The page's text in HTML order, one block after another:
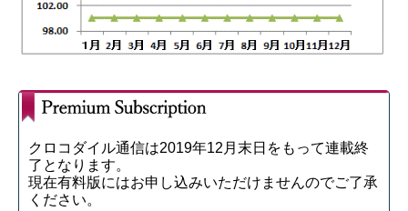
クロコダイル通信は2019年12月末日をもって連載終
了となります。
現在有料版にはお申し込みいただけませんのでご了承
ください。